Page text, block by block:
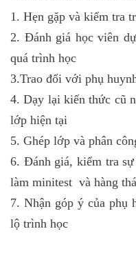
1. Hẹn gặp và kiểm tra
2. Đánh giá học viên
quá trình học
3.Trao đổi với phụ
4. Dạy lại kiến thức cũ
lớp hiện tại
5. Ghép lớp và phân
6. Đánh giá, kiểm tra
làm minitest và hàng
7. Nhận góp ý của phụ
lộ trình học